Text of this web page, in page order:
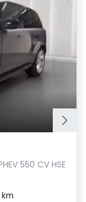
550 CV HSE
km